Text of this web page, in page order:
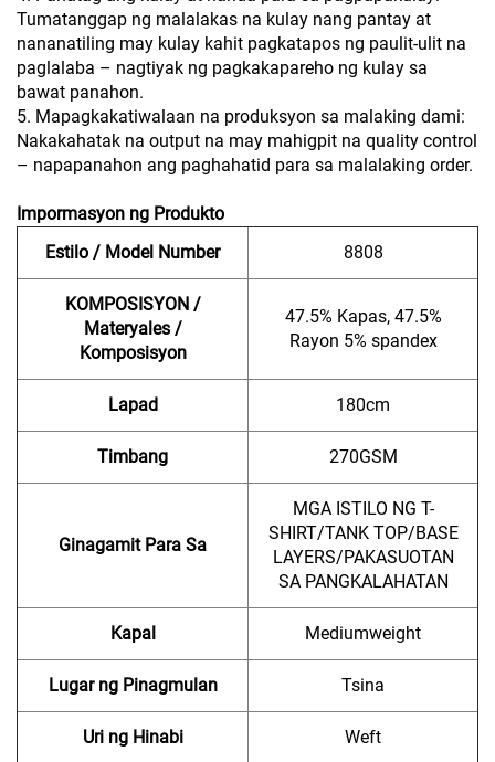
Tumatanggap ng malalakas na kulay nang pantay at
nananatiling may kulay kahit pagkatapos ng paulit-ulit na
paglalaba – nagtiyak ng pagkakapareho ng kulay sa
bawat panahon.
5. Mapagkakatiwalaan na produksyon sa malaking dami:
Nakakahatak na output na may mahigpit na quality control
– napapanahon ang paghahatid para sa malalaking order.
Impormasyon ng Produkto
Estilo / Model Number
8808
KOMPOSISYON /
Materyales /
Komposisyon
47.5% Kapas, 47.5%
Rayon 5% spandex
Lapad 180cm
Timbang 270GSM
Ginagamit Para Sa
MGA ISTILO NG T-
SHIRT/TANK TOP/BASE
LAYERS/PAKASUOTAN
SA PANGKALAHATAN
Kapal Mediumweight
Lugar ng Pinagmulan Tsina
Uri ng Hinabi Weft